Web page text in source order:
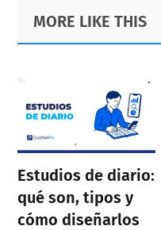
Primary
Sidebar
Footer
MORE LIKE THIS
Estudios de diario:
qué son, tipos y
cómo diseñarlos